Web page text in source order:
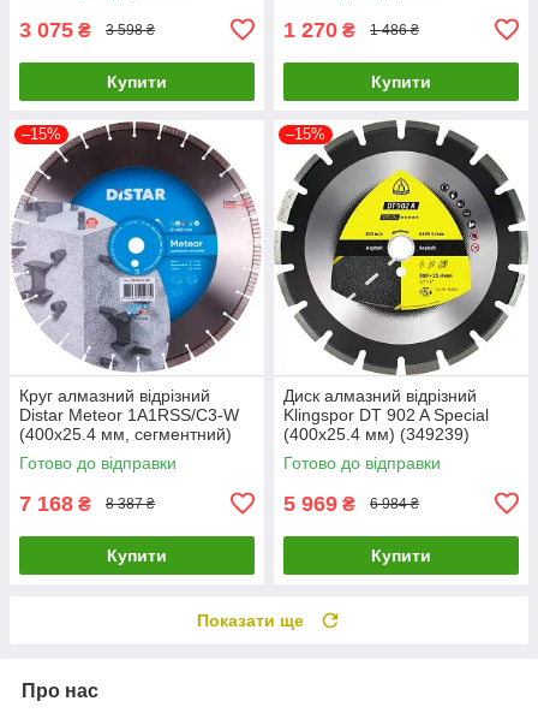
3 075 ₴ 3 598 ₴
Купити
1 270 ₴ 1 486 ₴
Купити
–15%
Круг алмазний відрізний
Distar Meteor 1A1RSS/C3-W
(400x25.4 мм, сегментний)
(12385055026)
Готово до відправки
7 168 ₴ 8 387 ₴
Купити
–15%
Диск алмазний відрізний
Klingspor DT 902 A Special
(400x25.4 мм) (349239)
Готово до відправки
5 969 ₴ 6 984 ₴
Купити
Показати ще
Про нас